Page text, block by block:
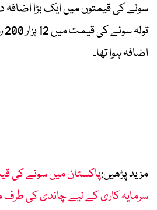
سونے کی قیمتوں میں ایک بڑا اضافہ
اضافہ ہوا تھا۔
مزید پڑھیں:پاکستان میں سونے کی
سرمایہ کاری کے لیے چاندی کی طرف